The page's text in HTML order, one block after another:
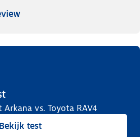
vs. Toyota RAV4
Bekijk test